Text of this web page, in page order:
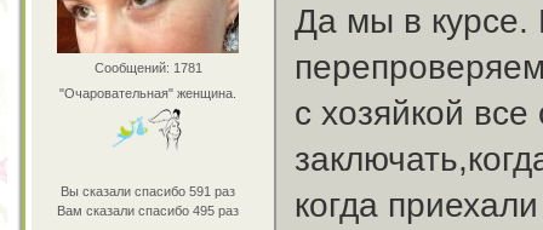
Сообщений: 1781
"Очаровательная" женщина.
Вы сказали спасибо 591 раз
Вам сказали спасибо 495 раз
Да мы в курсе.
с хозяйкой
когда